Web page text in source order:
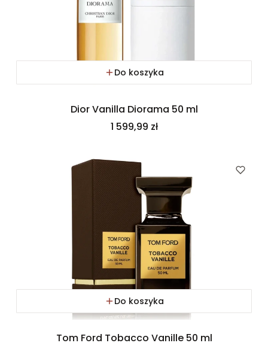
Do koszyka
Dior Vanilla Diorama 50 ml
Cena
1 599,99 zł
Do koszyka
Tom Ford Tobacco Vanille 50 ml